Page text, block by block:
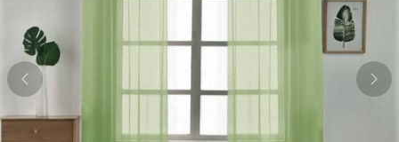
Previous